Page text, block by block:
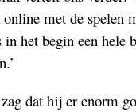
met de spelen
in het begin een hele
dat hij er enorm